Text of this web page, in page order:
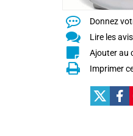
Donnez
Lire les avis
Ajouter au
Imprimer